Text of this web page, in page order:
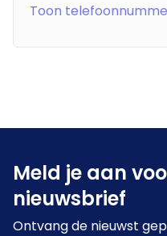
Toon
Meld je aan
nieuwsbrief
Ontvang de nieuwst